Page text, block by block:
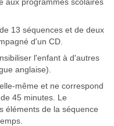
13 séquences et de deux
d'un CD.
l'enfant à d'autres
anglaise).
même et ne correspond
45 minutes. Le
éléments de la séquence